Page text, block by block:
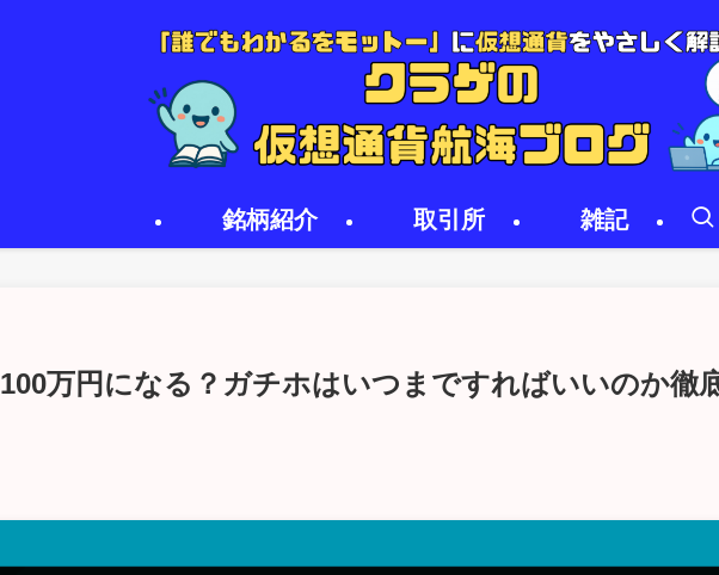
銘柄紹介 取引所 雑記
万円になる？ガチホはいつまですればいいのか徹